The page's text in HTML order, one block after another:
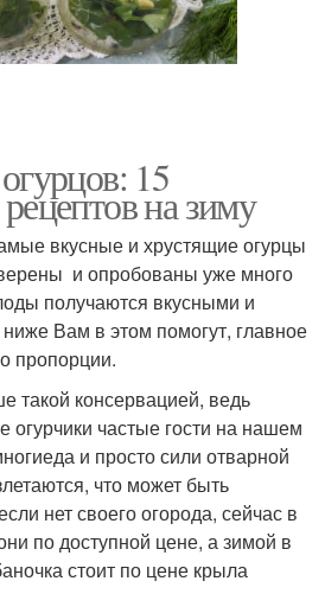
15
на зиму
вкусные и хрустящие огурцы
и опробованы уже много
получаются вкусными и
Вам в этом помогут, главное
пропорции.
такой консервацией, ведь
частые гости на нашем
и просто сили отварной
что может быть
нет своего огорода, сейчас в
по доступной цене, а зимой в
стоит по цене крыла